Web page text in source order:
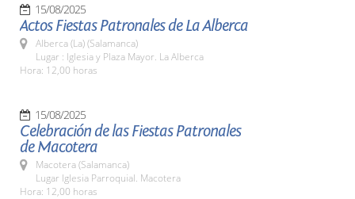
15/08/2025
Actos Fiestas Patronales de La Alberca
Alberca (La) (Salamanca)
Lugar : Iglesia y Plaza Mayor. La Alberca
Hora: 12,00 horas
15/08/2025
Celebración de las Fiestas Patronales
de Macotera
Macotera (Salamanca)
Lugar Iglesia Parroquial. Macotera
Hora: 12,00 horas